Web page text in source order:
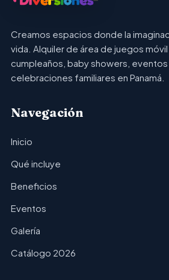
Creamos espacios donde la
vida. Alquiler de área de juegos móvil
cumpleaños, baby showers,
celebraciones familiares en Panamá.
Navegación
Inicio
Qué incluye
Beneficios
Eventos
Galería
Catálogo 2026